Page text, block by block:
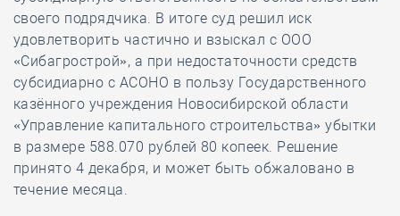
своего подрядчика. В итоге суд решил иск
удовлетворить частично и взыскал с ООО
«Сибагрострой», а при недостаточности средств
субсидиарно с АСОНО в пользу Государственного
казённого учреждения Новосибирской области
«Управление капитального строительства» убытки
в размере 588.070 рублей 80 копеек. Решение
принято 4 декабря, и может быть обжаловано в
течение месяца.